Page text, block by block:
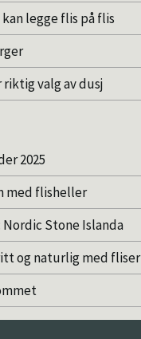
legge flis på flis
valg av dusj
2025
med flisheller
Stone Islanda
og naturlig med fliser